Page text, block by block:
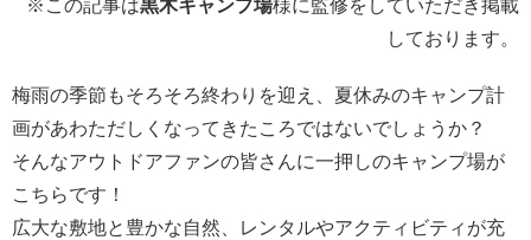
※この記事は黒木キャンプ場様に監修をしていただき掲載
しております。
梅雨の季節もそろそろ終わりを迎え、夏休みのキャンプ計
画があわただしくなってきたころではないでしょうか？
そんなアウトドアファンの皆さんに一押しのキャンプ場が
こちらです！
広大な敷地と豊かな自然、レンタルやアクティビティが充